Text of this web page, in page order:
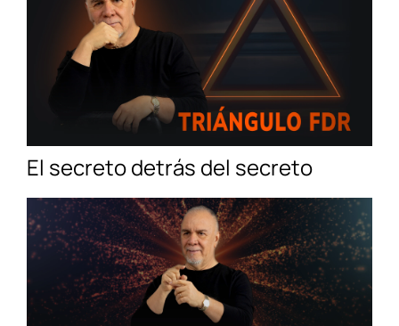
El secreto detrás del secreto